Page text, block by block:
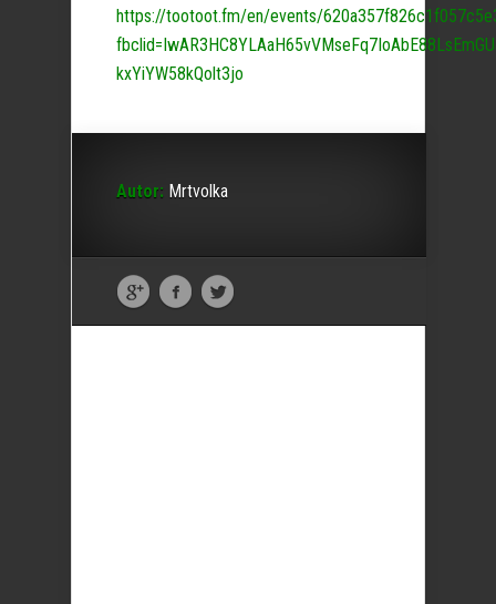
https://tootoot.fm/en/events/
kxYiYW58kQolt3jo
Autor: Mrtvolka